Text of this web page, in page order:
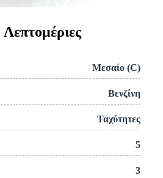
Λεπτομέριες
Μεσαίο (C)
Βενζίνη
Ταχύτητες
5
3